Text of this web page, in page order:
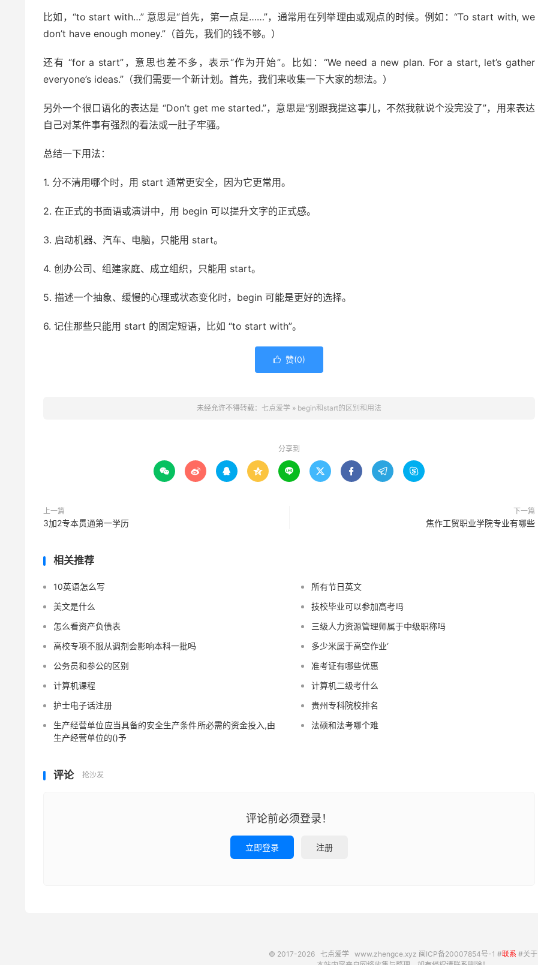
比如，“to start with…” 意思是“首先，第一点是……”，通常用在列举理由或观点的时候。例如：“To start with, we
don’t have enough money.”（首先，我们的钱不够。）
还有 “for a start”，意思也差不多，表示“作为开始”。比如：“We need a new plan. For a start, let’s gather
everyone’s ideas.”（我们需要一个新计划。首先，我们来收集一下大家的想法。）
另外一个很口语化的表达是 “Don’t get me started.”，意思是“别跟我提这事儿，不然我就说个没完没了”，用来表达
自己对某件事有强烈的看法或一肚子牢骚。
总结一下用法：
1. 分不清用哪个时，用 start 通常更安全，因为它更常用。
2. 在正式的书面语或演讲中，用 begin 可以提升文字的正式感。
3. 启动机器、汽车、电脑，只能用 start。
4. 创办公司、组建家庭、成立组织，只能用 start。
5. 描述一个抽象、缓慢的心理或状态变化时，begin 可能是更好的选择。
6. 记住那些只能用 start 的固定短语，比如 “to start with”。
 赞(0)
未经允许不得转载： 七点爱学 » begin和start的区别和用法
分享到
        
上一篇
3加2专本贯通第一学历
下一篇
焦作工贸职业学院专业有哪些
相关推荐
10英语怎么写
所有节日英文
美文是什么
技校毕业可以参加高考吗
怎么看资产负债表
三级人力资源管理师属于中级职称吗
高校专项不服从调剂会影响本科一批吗
多少米属于高空作业‘
公务员和参公的区别
准考证有哪些优惠
计算机课程
计算机二级考什么
护士电子话注册
贵州专科院校排名
生产经营单位应当具备的安全生产条件所必需的资金投入,由
生产经营单位的()予
法硕和法考哪个难
评论 抢沙发
评论前必须登录！
立即登录 注册
© 2017-2026 七点爱学 www.zhengce.xyz 闽ICP备20007854号-1 #联系 #关于